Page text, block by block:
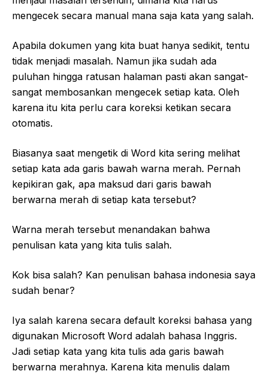
mengecek secara manual mana saja kata yang salah.
Apabila dokumen yang kita buat hanya sedikit, tentu
tidak menjadi masalah. Namun jika sudah ada
puluhan hingga ratusan halaman pasti akan sangat-
sangat membosankan mengecek setiap kata. Oleh
karena itu kita perlu cara koreksi ketikan secara
otomatis.
Biasanya saat mengetik di Word kita sering melihat
setiap kata ada garis bawah warna merah. Pernah
kepikiran gak, apa maksud dari garis bawah
berwarna merah di setiap kata tersebut?
Warna merah tersebut menandakan bahwa
penulisan kata yang kita tulis salah.
Kok bisa salah? Kan penulisan bahasa indonesia saya
sudah benar?
Iya salah karena secara default koreksi bahasa yang
digunakan Microsoft Word adalah bahasa Inggris.
Jadi setiap kata yang kita tulis ada garis bawah
berwarna merahnya. Karena kita menulis dalam